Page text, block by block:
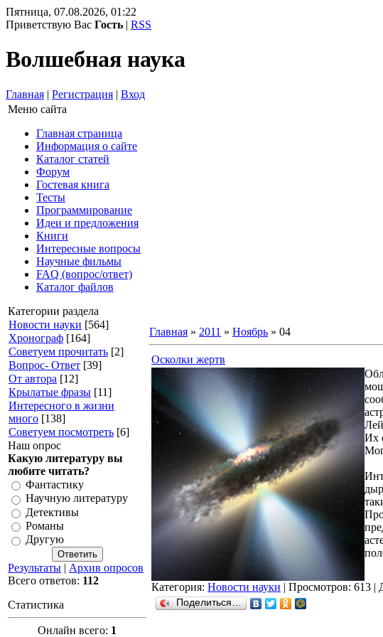
Пятница, 07.08.2026, 01:22
Приветствую Вас Гость | RSS
Волшебная наука
Главная | Регистрация | Вход
Меню сайта
Главная страница
Информация о сайте
Каталог статей
Форум
Гостевая книга
Тесты
Программирование
Идеи и предложения
Книги
Интересные вопросы
Научные фильмы
FAQ (вопрос/ответ)
Каталог файлов
Категории раздела
Новости науки [564]
Хронограф [164]
Советуем прочитать [2]
Вопрос- Ответ [39]
От автора [12]
Крылатые фразы [11]
Интересного в жизни
много [138]
Советуем посмотреть [6]
Наш опрос
Какую литературу вы
любите читать?
Фантастику
Научную литературу
Детективы
Романы
Другую
Результаты | Архив опросов
Всего ответов: 112
Статистика
Онлайн всего: 1
Главная » 2011 » Ноябрь » 04
Осколки жертв
Их
Категория: Новости науки | Просмотров: 613 |
Поделиться…